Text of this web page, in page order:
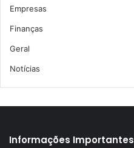
Empresas
Finanças
Geral
Notícias
Informações Importantes